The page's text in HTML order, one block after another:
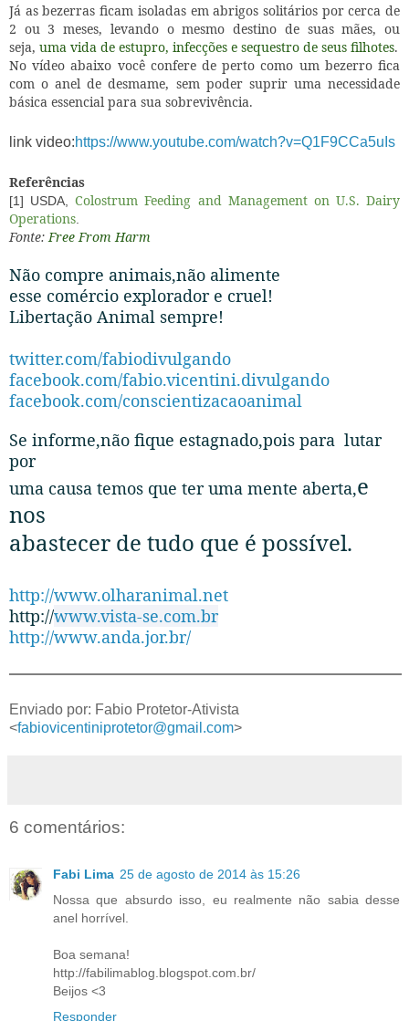
Já as bezerras ficam isoladas em abrigos solitários por cerca de
2 ou 3 meses, levando o mesmo destino de suas mães, ou
seja, uma vida de estupro, infecções e sequestro de seus filhotes.
No vídeo abaixo você confere de perto como um bezerro fica
com o anel de desmame, sem poder suprir uma necessidade
básica essencial para sua sobrevivência.
link video:https://www.youtube.com/watch?v=Q1F9CCa5uIs
Referências
[1] USDA,Colostrum Feeding and Management on U.S. Dairy
Operations
Fonte: Free From Harm
Não compre animais,não alimente
esse comércio explorador e cruel!
Libertação Animal sempre!
twitter.com/fabiodivulgando
facebook.com/fabio.vicentini.divulgando
facebook.com/conscientizacaoanimal
Se informe,não fique estagnado,pois para lutar
por
uma causa temos que ter uma mente aberta,e
nos
abastecer de tudo que é possível.
http://www.olharanimal.net
http://www.vista-se.com.br
http://www.anda.jor.br/
Enviado por: Fabio Protetor-Ativista
<fabiovicentiniprotetor@gmail.com>
6 comentários:
Fabi Lima 25 de agosto de 2014 às 15:26
Nossa que absurdo isso, eu realmente não sabia desse
anel horrível.
Boa semana!
http://fabilimablog.blogspot.com.br/
Beijos <3
Responder